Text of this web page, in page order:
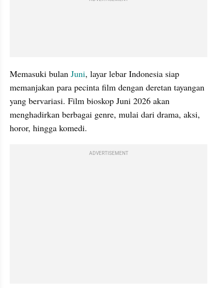
Memasuki bulan Juni, layar lebar Indonesia siap
memanjakan para pecinta film dengan deretan tayangan
yang bervariasi. Film bioskop Juni 2026 akan
menghadirkan berbagai genre, mulai dari drama, aksi,
horor, hingga komedi.
ADVERTISEMENT